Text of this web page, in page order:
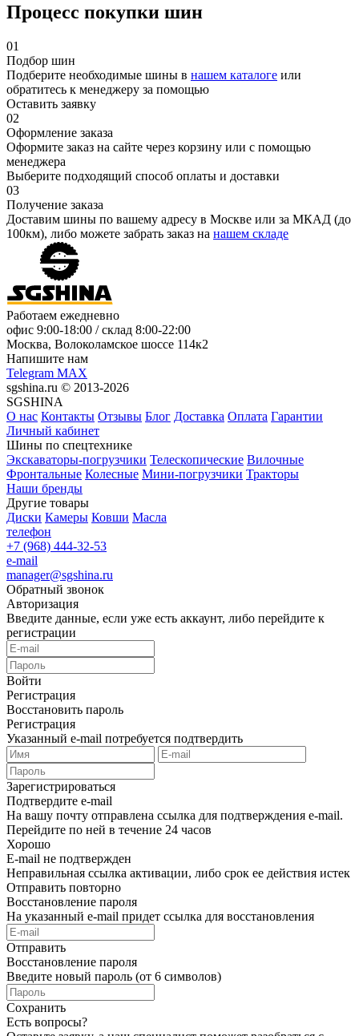
Процесс покупки шин
01
Подбор шин
Подберите необходимые шины в нашем каталоге или
обратитесь к менеджеру за помощью
Оставить заявку
02
Оформление заказа
Оформите заказ на сайте через корзину или с помощью
менеджера
Выберите подходящий способ оплаты и доставки
03
Получение заказа
Доставим шины по вашему адресу в Москве или за МКАД (до
100км), либо можете забрать заказ на нашем складе
Работаем ежедневно
офис 9:00-18:00 / склад 8:00-22:00
Москва, Волоколамское шоссе 114к2
Напишите нам
Telegram MAX
sgshina.ru © 2013-2026
SGSHINA
О нас Контакты Отзывы Блог Доставка Оплата Гарантии
Личный кабинет
Шины по спецтехнике
Экскаваторы-погрузчики Телескопические Вилочные
Фронтальные Колесные Мини-погрузчики Тракторы
Наши бренды
Другие товары
Диски Камеры Ковши Масла
телефон
+7 (968) 444-32-53
e-mail
manager@sgshina.ru
Обратный звонок
Авторизация
Введите данные, если уже есть аккаунт, либо перейдите к
регистрации
Войти
Регистрация
Восстановить пароль
Регистрация
Указанный e-mail потребуется подтвердить
Зарегистрироваться
Подтвердите e-mail
На вашу почту отправлена ссылка для подтверждения e-mail.
Перейдите по ней в течение 24 часов
Хорошо
E-mail не подтвержден
Неправильная ссылка активации, либо срок ее действия истек
Отправить повторно
Восстановление пароля
На указанный e-mail придет ссылка для восстановления
Отправить
Восстановление пароля
Введите новый пароль (от 6 символов)
Сохранить
Есть вопросы?